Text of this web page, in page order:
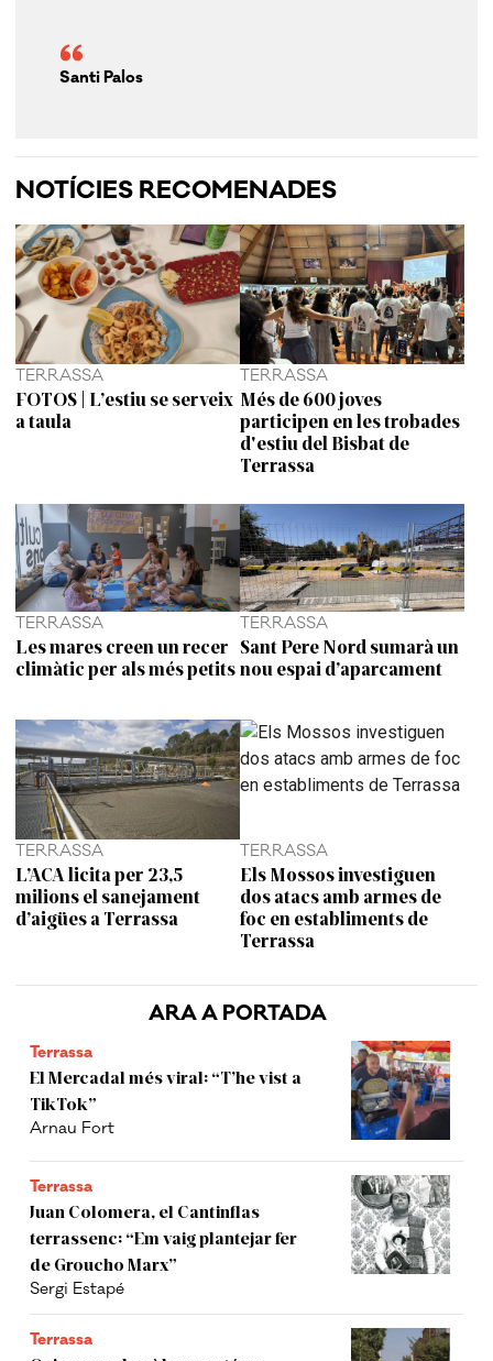
ARA A PORTADA
Terrassa
El Mercadal més viral: “T’he vist a
TikTok”
Arnau Fort
Terrassa
Juan Colomera, el Cantinflas
terrassenc: “Em vaig plantejar fer
de Groucho Marx”
Sergi Estapé
Terrassa
Santi Palos
NOTÍCIES RECOMENADES
TERRASSA
FOTOS | L’estiu se serveix
a taula
TERRASSA
Més de 600 joves
participen en les trobades
d'estiu del Bisbat de
Terrassa
TERRASSA
Les mares creen un recer
climàtic per als més petits
TERRASSA
Sant Pere Nord sumarà un
nou espai d’aparcament
TERRASSA
L’ACA licita per 23,5
milions el sanejament
d’aigües a Terrassa
TERRASSA
Els Mossos investiguen
dos atacs amb armes de
foc en establiments de
Terrassa